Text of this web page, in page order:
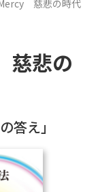
慈悲の時代
悲の
答え」